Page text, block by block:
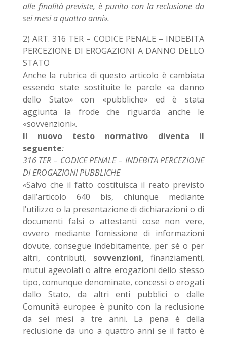
alle finalità previste, è punito con la reclusione da
sei mesi a quattro anni».
2) ART. 316 TER – CODICE PENALE – INDEBITA
PERCEZIONE DI EROGAZIONI A DANNO DELLO
STATO
Anche la rubrica di questo articolo è cambiata
essendo state sostituite le parole «a danno
dello Stato»con «pubbliche» ed è stata
aggiunta la frode che riguarda anche le
«sovvenzioni».
Il nuovo testo normativo diventa il
seguente:
316 TER – CODICE PENALE – INDEBITA PERCEZIONE
DI EROGAZIONI PUBBLICHE
«Salvo che il fatto costituisca il reato previsto
dall’articolo 640 bis, chiunque mediante
l’utilizzo o la presentazione di dichiarazioni o di
documenti falsi o attestanti cose non vere,
ovvero mediante l’omissione di informazioni
dovute, consegue indebitamente, per sé o per
altri, contributi, sovvenzioni, finanziamenti,
mutui agevolati o altre erogazioni dello stesso
tipo, comunque denominate, concessi o erogati
dallo Stato, da altri enti pubblici o dalle
Comunità europee è punito con la reclusione
da sei mesi a tre anni. La pena è della
reclusione da uno a quattro anni se il fatto è